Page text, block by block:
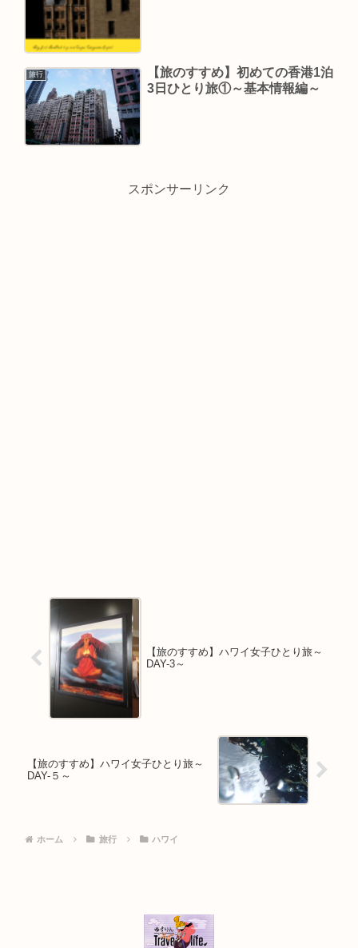
旅行
【旅のすすめ】初めての香港1泊
3日ひとり旅①～基本情報編～
スポンサーリンク
【旅のすすめ】ハワイ女子ひとり旅～
DAY-3～
【旅のすすめ】ハワイ女子ひとり旅～
DAY-５～
ホーム 旅行 ハワイ